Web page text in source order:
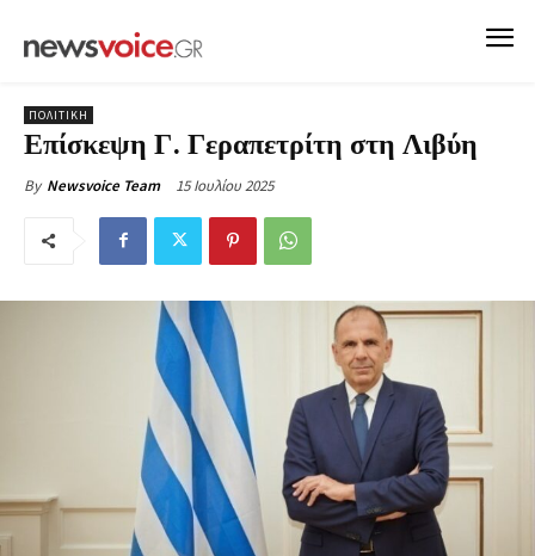
ΠΟΛΙΤΙΚΗ
Επίσκεψη Γ. Γεραπετρίτη στη Λιβύη
By Newsvoice Team 15 Ιουλίου 2025